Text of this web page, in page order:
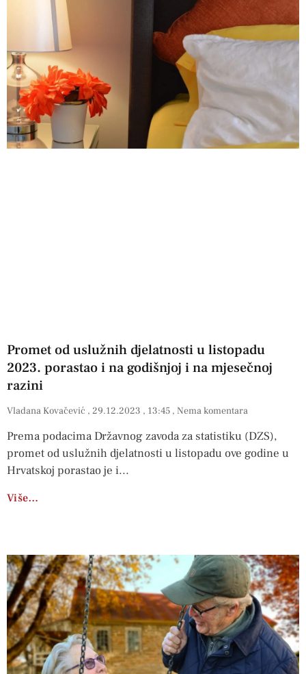
Promet od uslužnih djelatnosti u listopadu
2023. porastao i na godišnjoj i na mjesečnoj
razini
Vladana Kovačević 29.12.2023 13:45 Nema komentara
Prema podacima Državnog zavoda za statistiku (DZS),
promet od uslužnih djelatnosti u listopadu ove godine u
Hrvatskoj porastao je i
Više…